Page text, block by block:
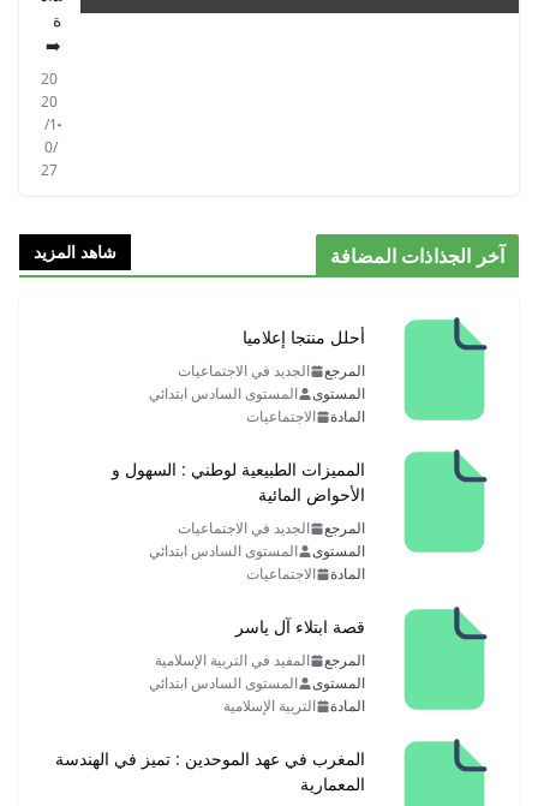
ة
➡️
20
20
/1
0/
27
آخر الجذاذات المضافة شاهد المزيد
أحلل منتجا إعلاميا
المرجع
الجديد في الاجتماعيات
المستوى
المستوى السادس ابتدائي
المادة
الاجتماعيات
المميزات الطبيعية لوطني : السهول و
الأحواض المائية
المرجع
الجديد في الاجتماعيات
المستوى
المستوى السادس ابتدائي
المادة
الاجتماعيات
قصة ابتلاء آل ياسر
المرجع
المفيد في التربية الإسلامية
المستوى
المستوى السادس ابتدائي
المادة
التربية الإسلامية
المغرب في عهد الموحدين : تميز في الهندسة
المعمارية